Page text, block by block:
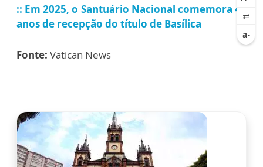
:: Em 2025, o Santuário Nacional comemora 45
anos de recepção do título de Basílica
Fonte: Vatican News